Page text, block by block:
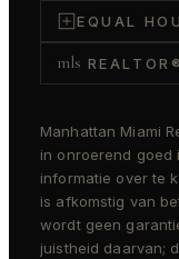
EQUAL
mls REALTOR®
Manhattan Miami
in onroerend goed
informatie over te
is afkomstig van
wordt geen
juistheid daarvan;